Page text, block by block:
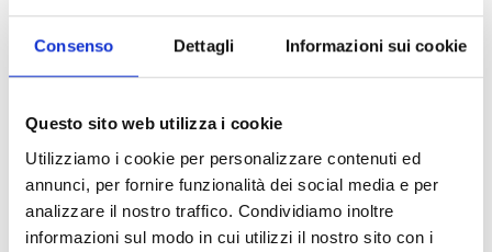
Consenso Dettagli Informazioni sui cookie
Questo sito web utilizza i cookie
Utilizziamo i cookie per personalizzare contenuti ed
annunci, per fornire funzionalità dei social media e per
analizzare il nostro traffico. Condividiamo inoltre
informazioni sul modo in cui utilizzi il nostro sito con i
Este produto está disponível nas seguintes
versões